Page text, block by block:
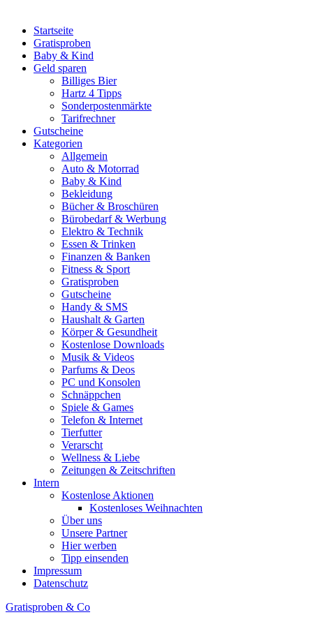
Startseite
Gratisproben
Baby & Kind
Geld sparen
Billiges Bier
Hartz 4 Tipps
Sonderpostenmärkte
Tarifrechner
Gutscheine
Kategorien
Allgemein
Auto & Motorrad
Baby & Kind
Bekleidung
Bücher & Broschüren
Bürobedarf & Werbung
Elektro & Technik
Essen & Trinken
Finanzen & Banken
Fitness & Sport
Gratisproben
Gutscheine
Handy & SMS
Haushalt & Garten
Körper & Gesundheit
Kostenlose Downloads
Musik & Videos
Parfums & Deos
PC und Konsolen
Schnäppchen
Spiele & Games
Telefon & Internet
Tierfutter
Verarscht
Wellness & Liebe
Zeitungen & Zeitschriften
Intern
Kostenlose Aktionen
Kostenloses Weihnachten
Über uns
Unsere Partner
Hier werben
Tipp einsenden
Impressum
Datenschutz
Gratisproben & Co